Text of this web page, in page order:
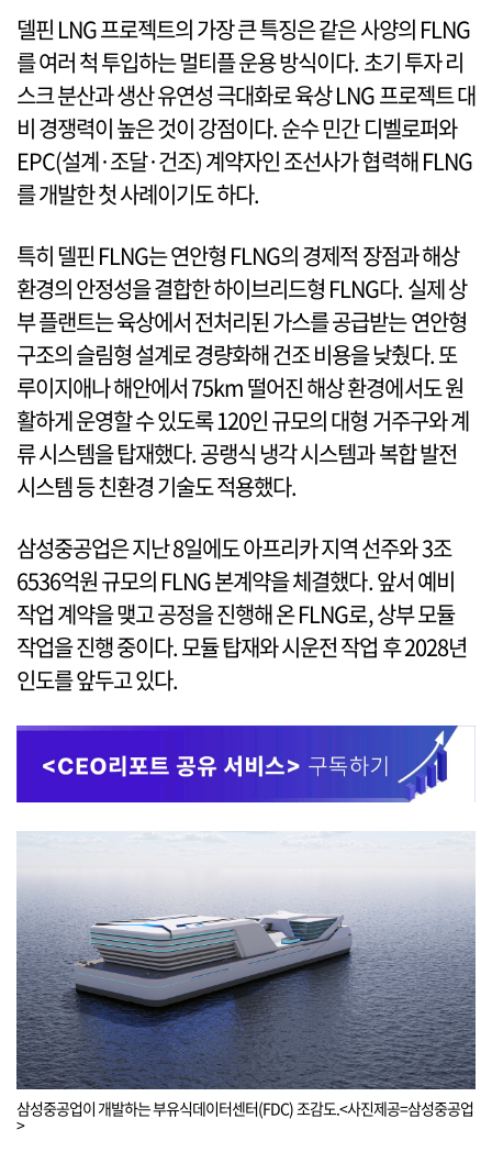
델핀 LNG 프로젝트의 가장 큰 특징은 같은 사양의 FLNG
를 여러 척 투입하는 멀티플 운용 방식이다. 초기 투자 리
스크 분산과 생산 유연성 극대화로 육상 LNG 프로젝트 대
비 경쟁력이 높은 것이 강점이다. 순수 민간 디벨로퍼와
EPC(설계·조달·건조) 계약자인 조선사가 협력해 FLNG
를 개발한 첫 사례이기도 하다.
특히 델핀 FLNG는 연안형 FLNG의 경제적 장점과 해상
환경의 안정성을 결합한 하이브리드형 FLNG다. 실제 상
부 플랜트는 육상에서 전처리된 가스를 공급받는 연안형
구조의 슬림형 설계로 경량화해 건조 비용을 낮췄다. 또
루이지애나 해안에서 75km 떨어진 해상 환경에서도 원
활하게 운영할 수 있도록 120인 규모의 대형 거주구와 계
류 시스템을 탑재했다. 공랭식 냉각 시스템과 복합 발전
시스템 등 친환경 기술도 적용했다.
삼성중공업은 지난 8일에도 아프리카 지역 선주와 3조
6536억원 규모의 FLNG 본계약을 체결했다. 앞서 예비
작업 계약을 맺고 공정을 진행해 온 FLNG로, 상부 모듈
작업을 진행 중이다. 모듈 탑재와 시운전 작업 후 2028년
인도를 앞두고 있다.
삼성중공업이 개발하는 부유식데이터센터(FDC) 조감도.<사진제공=삼성중공업
>